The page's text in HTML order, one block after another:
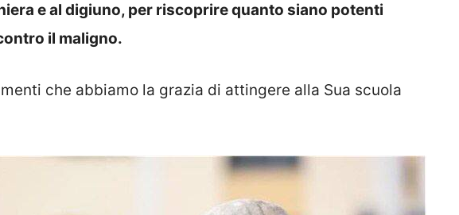
e al digiuno, per riscoprire quanto siano potenti
il maligno.
che abbiamo la grazia di attingere alla Sua scuola